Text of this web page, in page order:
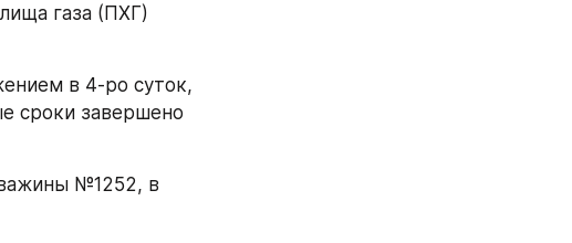
газа (ПХГ)
в 4-ро суток,
сроки завершено
№1252, в